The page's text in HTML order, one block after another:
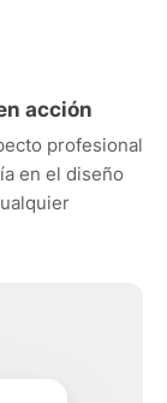
acción
profesional
en el diseño